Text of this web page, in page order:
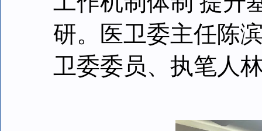
研。医卫委主任陈
卫委委员、执笔人